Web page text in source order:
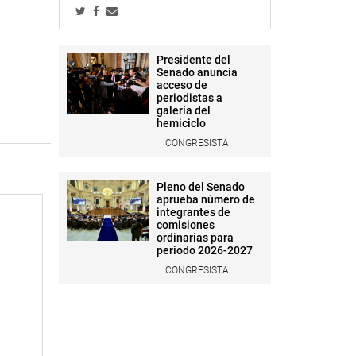
Presidente del
Senado anuncia
acceso de
periodistas a
galería del
hemiciclo
CONGRESISTA
Pleno del Senado
aprueba número de
integrantes de
comisiones
ordinarias para
periodo 2026-2027
CONGRESISTA